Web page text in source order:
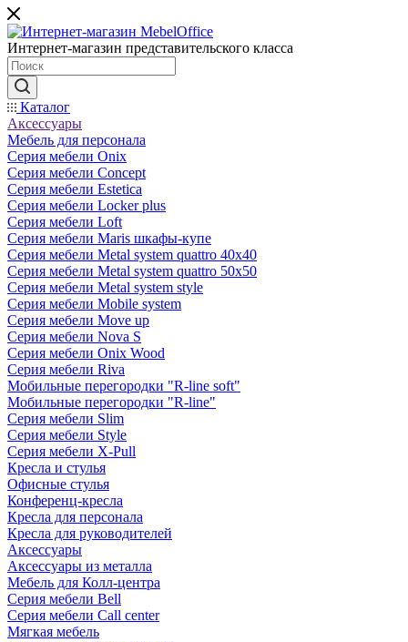
Интернет-магазин представительского класса
Каталог
Аксессуары
Мебель для персонала
Серия мебели Onix
Серия мебели Concept
Серия мебели Estetica
Серия мебели Locker plus
Серия мебели Loft
Серия мебели Maris шкафы-купе
Серия мебели Metal system quattro 40x40
Серия мебели Metal system quattro 50x50
Серия мебели Metal system style
Серия мебели Mobile system
Серия мебели Move up
Серия мебели Nova S
Серия мебели Onix Wood
Серия мебели Riva
Мобильные перегородки "R-line soft"
Мобильные перегородки "R-line"
Серия мебели Slim
Серия мебели Style
Серия мебели X-Pull
Кресла и стулья
Офисные стулья
Конференц-кресла
Кресла для персонала
Кресла для руководителей
Аксессуары
Аксессуары из металла
Мебель для Колл-центра
Серия мебели Bell
Серия мебели Call center
Мягкая мебель